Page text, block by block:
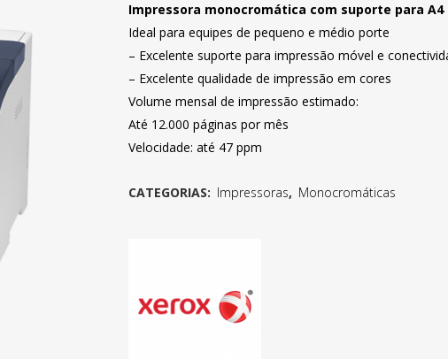
Impressora monocromática com suporte para A4
Ideal para equipes de pequeno e médio porte
– Excelente suporte para impressão móvel e
– Excelente qualidade de impressão em cores
Volume mensal de impressão estimado:
Até 12.000 páginas por mês
Velocidade: até 47 ppm
CATEGORIAS: Impressoras, Monocromáticas